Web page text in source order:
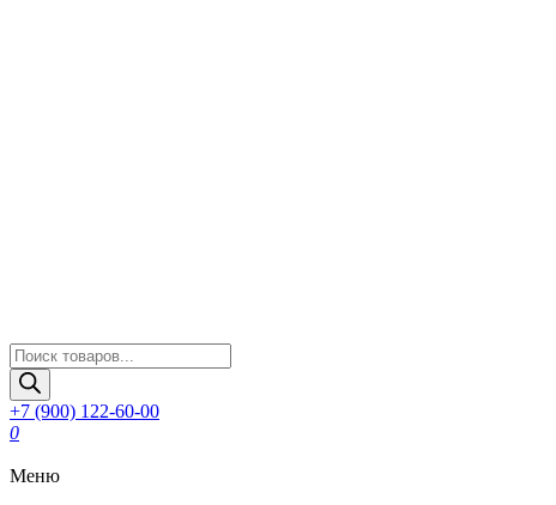
Поиск
товаров
+7 (900) 122-60-00
0
Меню